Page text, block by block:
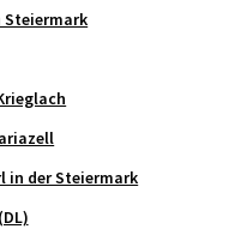
Steiermark
in der Steiermark